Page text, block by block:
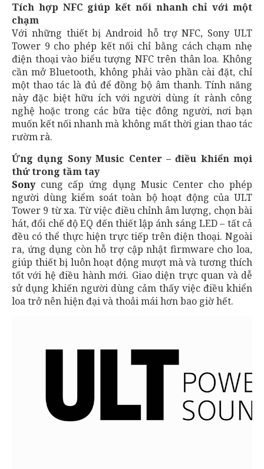
Tích hợp NFC giúp kết nối nhanh chỉ với một
chạm
Với những thiết bị Android hỗ trợ NFC, Sony ULT
Tower 9 cho phép kết nối chỉ bằng cách chạm nhẹ
điện thoại vào biểu tượng NFC trên thân loa. Không
cần mở Bluetooth, không phải vào phần cài đặt, chỉ
một thao tác là đủ để đồng bộ âm thanh. Tính năng
này đặc biệt hữu ích với người dùng ít rành công
nghệ hoặc trong các bữa tiệc đông người, nơi bạn
muốn kết nối nhanh mà không mất thời gian thao tác
rườm rà.
Ứng dụng Sony Music Center – điều khiển mọi
thứ trong tầm tay
Sony cung cấp ứng dụng Music Center cho phép
người dùng kiểm soát toàn bộ hoạt động của ULT
Tower 9 từ xa. Từ việc điều chỉnh âm lượng, chọn bài
hát, đổi chế độ EQ đến thiết lập ánh sáng LED – tất cả
đều có thể thực hiện trực tiếp trên điện thoại. Ngoài
ra, ứng dụng còn hỗ trợ cập nhật firmware cho loa,
giúp thiết bị luôn hoạt động mượt mà và tương thích
tốt với hệ điều hành mới. Giao diện trực quan và dễ
sử dụng khiến người dùng cảm thấy việc điều khiển
loa trở nên hiện đại và thoải mái hơn bao giờ hết.